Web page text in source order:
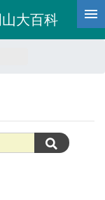
大百科